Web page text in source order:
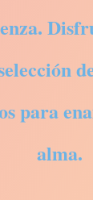
para
alma.